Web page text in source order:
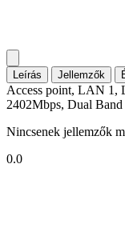
Leírás Jellemzők
Access point, LAN 1,
2402Mbps, Dual Band
Nincsenek jellemzők
0.0